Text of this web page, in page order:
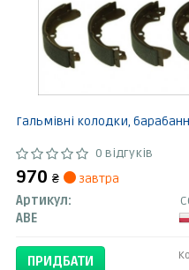
Гальмівні колодки,
0 відгуків
970 ₴
завтра
Артикул:
ABE
ПРИДБАТИ